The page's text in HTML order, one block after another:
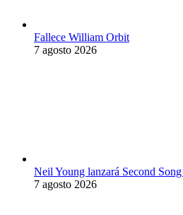
Fallece William Orbit
7 agosto 2026
Neil Young lanzará Second
7 agosto 2026